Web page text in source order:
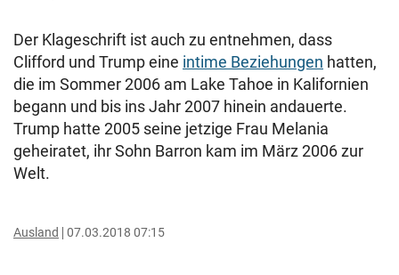
Der Klageschrift ist auch zu entnehmen, dass
Clifford und Trump eine intime Beziehungen hatten,
die im Sommer 2006 am Lake Tahoe in Kalifornien
begann und bis ins Jahr 2007 hinein andauerte.
Trump hatte 2005 seine jetzige Frau Melania
geheiratet, ihr Sohn Barron kam im März 2006 zur
Welt.
Ausland 07.03.2018 07:15